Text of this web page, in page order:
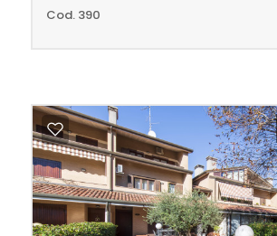
Cod. 390
Industriali
Prezzo